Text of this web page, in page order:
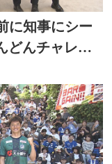
に知事にシー
どんチャレン